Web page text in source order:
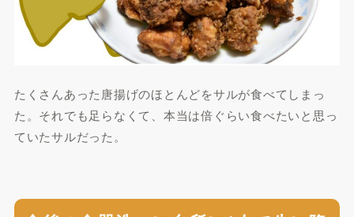
たくさんあった唐揚げのほとんどをサルが食べてしまっ
た。それでも足らなくて、本当は倍ぐらい食べたいと思っ
ていたサルだった。